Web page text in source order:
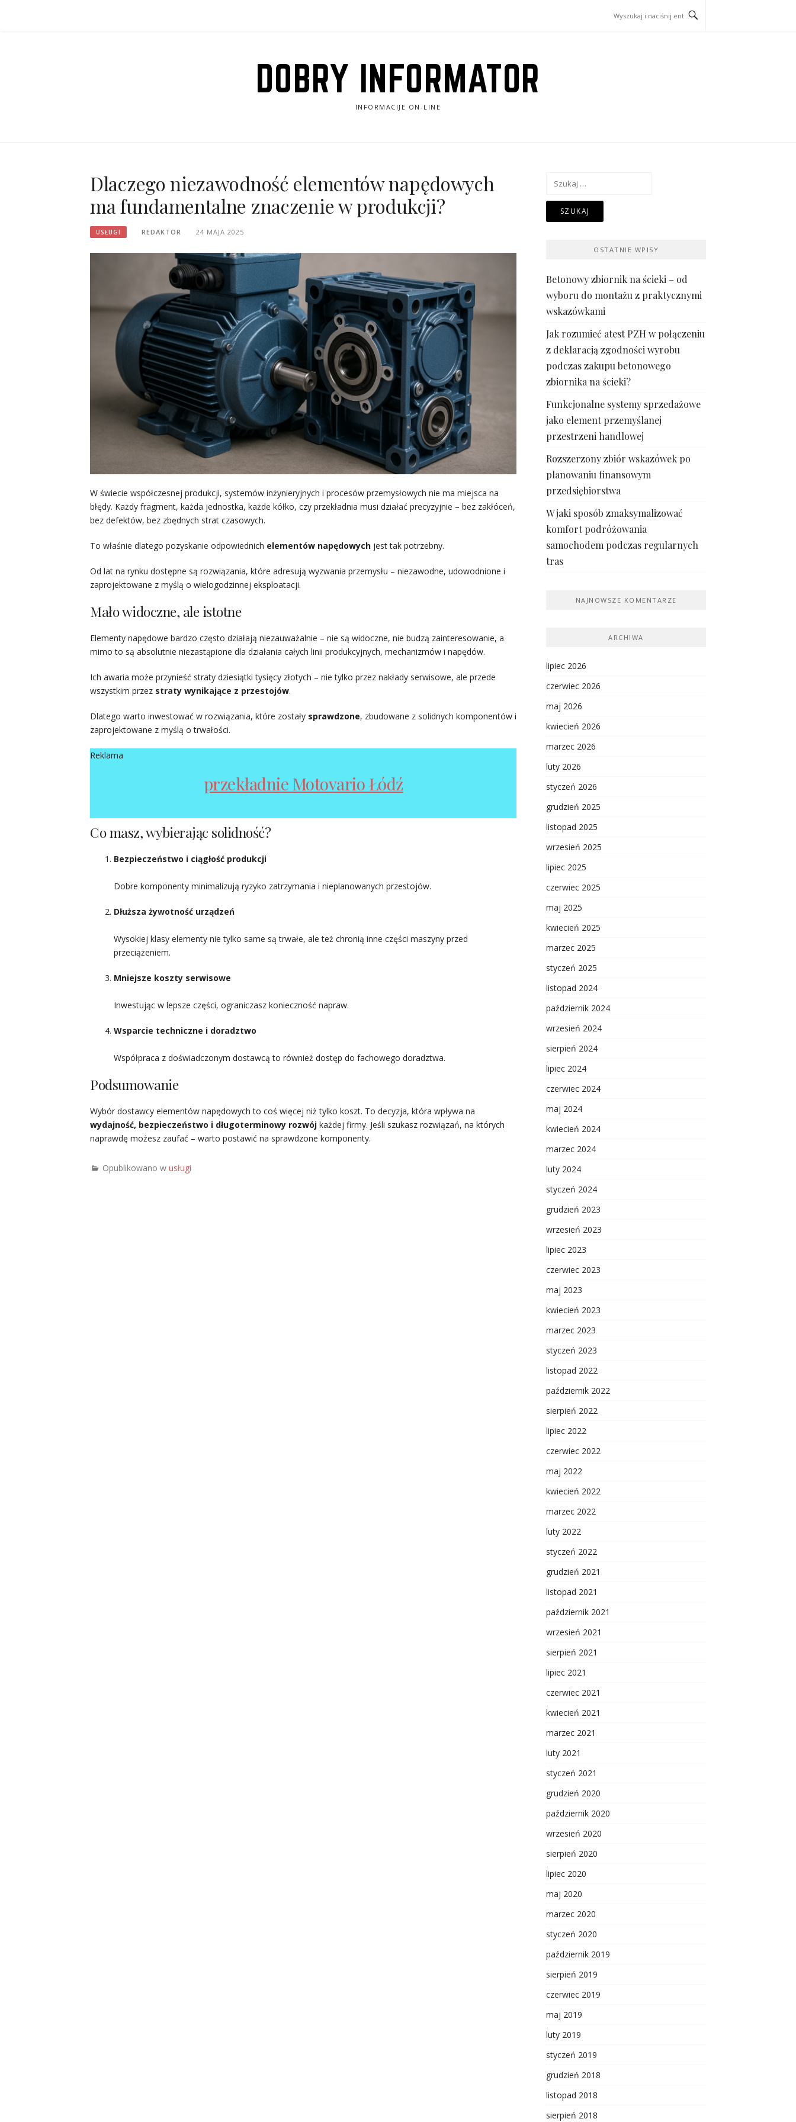
DOBRY INFORMATOR
INFORMACIJE ON-LINE
Dlaczego niezawodność elementów napędowych
ma fundamentalne znaczenie w produkcji?
USŁUGI REDAKTOR 24 MAJA 2025
W świecie współczesnej produkcji, systemów inżynieryjnych i procesów przemysłowych nie ma miejsca na
błędy. Każdy fragment, każda jednostka, każde kółko, czy przekładnia musi działać precyzyjnie – bez zakłóceń,
bez defektów, bez zbędnych strat czasowych.
To właśnie dlatego pozyskanie odpowiednich elementów napędowych jest tak potrzebny.
Od lat na rynku dostępne są rozwiązania, które adresują wyzwania przemysłu – niezawodne, udowodnione i
zaprojektowane z myślą o wielogodzinnej eksploatacji.
Mało widoczne, ale istotne
Elementy napędowe bardzo często działają niezauważalnie – nie są widoczne, nie budzą zainteresowanie, a
mimo to są absolutnie niezastąpione dla działania całych linii produkcyjnych, mechanizmów i napędów.
Ich awaria może przynieść straty dziesiątki tysięcy złotych – nie tylko przez nakłady serwisowe, ale przede
wszystkim przez straty wynikające z przestojów.
Dlatego warto inwestować w rozwiązania, które zostały sprawdzone, zbudowane z solidnych komponentów i
zaprojektowane z myślą o trwałości.
Reklama
przekładnie Motovario Łódź
Co masz, wybierając solidność?
Bezpieczeństwo i ciągłość produkcji
Dobre komponenty minimalizują ryzyko zatrzymania i nieplanowanych przestojów.
Dłuższa żywotność urządzeń
Wysokiej klasy elementy nie tylko same są trwałe, ale też chronią inne części maszyny przed
przeciążeniem.
Mniejsze koszty serwisowe
Inwestując w lepsze części, ograniczasz konieczność napraw.
Wsparcie techniczne i doradztwo
Współpraca z doświadczonym dostawcą to również dostęp do fachowego doradztwa.
Podsumowanie
Wybór dostawcy elementów napędowych to coś więcej niż tylko koszt. To decyzja, która wpływa na
wydajność, bezpieczeństwo i długoterminowy rozwój każdej firmy. Jeśli szukasz rozwiązań, na których
naprawdę możesz zaufać – warto postawić na sprawdzone komponenty.
Opublikowano w usługi
Szukaj:
OSTATNIE WPISY
Betonowy zbiornik na ścieki – od
wyboru do montażu z praktycznymi
wskazówkami
Jak rozumieć atest PZH w połączeniu
z deklaracją zgodności wyrobu
podczas zakupu betonowego
zbiornika na ścieki?
Funkcjonalne systemy sprzedażowe
jako element przemyślanej
przestrzeni handlowej
Rozszerzony zbiór wskazówek po
planowaniu finansowym
przedsiębiorstwa
W jaki sposób zmaksymalizować
komfort podróżowania
samochodem podczas regularnych
tras
NAJNOWSZE KOMENTARZE
ARCHIWA
lipiec 2026
czerwiec 2026
maj 2026
kwiecień 2026
marzec 2026
luty 2026
styczeń 2026
grudzień 2025
listopad 2025
wrzesień 2025
lipiec 2025
czerwiec 2025
maj 2025
kwiecień 2025
marzec 2025
styczeń 2025
listopad 2024
październik 2024
wrzesień 2024
sierpień 2024
lipiec 2024
czerwiec 2024
maj 2024
kwiecień 2024
marzec 2024
luty 2024
styczeń 2024
grudzień 2023
wrzesień 2023
lipiec 2023
czerwiec 2023
maj 2023
kwiecień 2023
marzec 2023
styczeń 2023
listopad 2022
październik 2022
sierpień 2022
lipiec 2022
czerwiec 2022
maj 2022
kwiecień 2022
marzec 2022
luty 2022
styczeń 2022
grudzień 2021
listopad 2021
październik 2021
wrzesień 2021
sierpień 2021
lipiec 2021
czerwiec 2021
kwiecień 2021
marzec 2021
luty 2021
styczeń 2021
grudzień 2020
październik 2020
wrzesień 2020
sierpień 2020
lipiec 2020
maj 2020
marzec 2020
styczeń 2020
październik 2019
sierpień 2019
czerwiec 2019
maj 2019
luty 2019
styczeń 2019
grudzień 2018
listopad 2018
sierpień 2018